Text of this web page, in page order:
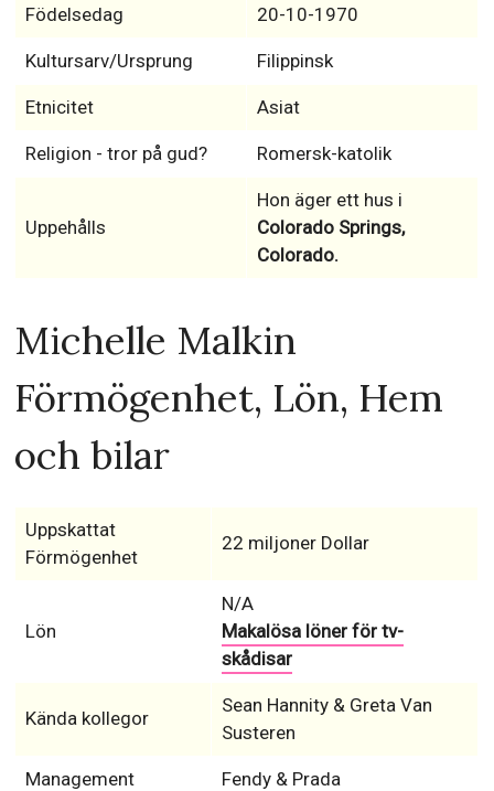
Födelsedag
20-10-1970
Kultursarv/Ursprung Filippinsk
Etnicitet Asiat
Religion - tror på gud? Romersk-katolik
Uppehålls
Hon äger ett hus i
Colorado Springs,
Colorado.
Michelle Malkin
Förmögenhet, Lön, Hem
och bilar
Uppskattat
Förmögenhet
22 miljoner Dollar
Lön
N/A
Makalösa löner för tv-
skådisar
Kända kollegor
Sean Hannity & Greta Van
Susteren
Management Fendy & Prada